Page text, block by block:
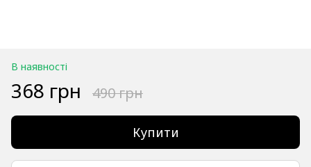
В наявності
368 грн 490 грн
Купити